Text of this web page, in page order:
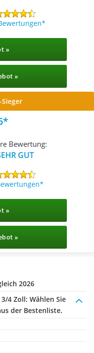
»
»
Bewertung:
GUT
»
»
2026
4 Zoll: Wählen Sie
der Bestenliste.